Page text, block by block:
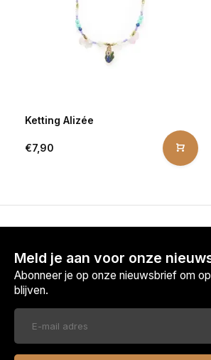
Ketting Alizée
€7,90
Meld je aan voor onze
Abonneer je op onze nieuwsbrief om
blijven.